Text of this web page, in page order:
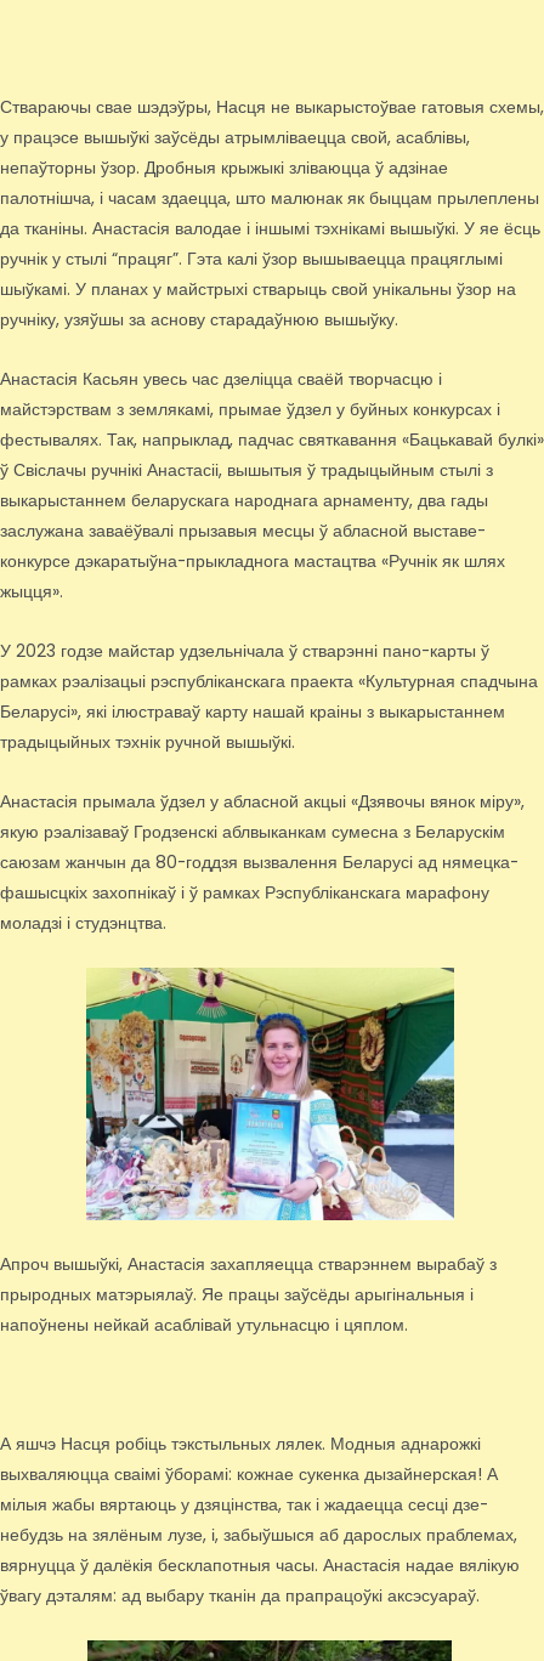
Ствараючы свае шэдэўры, Насця не выкарыстоўвае гатовыя схемы,
у працэсе вышыўкі заўсёды атрымліваецца свой, асаблівы,
непаўторны ўзор. Дробныя крыжыкі зліваюцца ў адзінае
палотнішча, і часам здаецца, што малюнак як быццам прылеплены
да тканіны. Анастасія валодае і іншымі тэхнікамі вышыўкі. У яе ёсць
ручнік у стылі “працяг”. Гэта калі ўзор вышываецца працяглымі
шыўкамі. У планах у майстрыхі стварыць свой унікальны ўзор на
ручніку, узяўшы за аснову старадаўнюю вышыўку.
Анастасія Касьян увесь час дзеліцца сваёй творчасцю і
майстэрствам з землякамі, прымае ўдзел у буйных конкурсах і
фестывалях. Так, напрыклад, падчас святкавання «Бацькавай булкі»
ў Свіслачы ручнікі Анастасіі, вышытыя ў традыцыйным стылі з
выкарыстаннем беларускага народнага арнаменту, два гады
заслужана заваёўвалі прызавыя месцы ў абласной выставе-
конкурсе дэкаратыўна-прыкладнога мастацтва «Ручнік як шлях
жыцця».
У 2023 годзе майстар удзельнічала ў стварэнні пано-карты ў
рамках рэалізацыі рэспубліканскага праекта «Культурная спадчына
Беларусі», які ілюстраваў карту нашай краіны з выкарыстаннем
традыцыйных тэхнік ручной вышыўкі.
Анастасія прымала ўдзел у абласной акцыі «Дзявочы вянок міру»,
якую рэалізаваў Гродзенскі аблвыканкам сумесна з Беларускім
саюзам жанчын да 80-годдзя вызвалення Беларусі ад нямецка-
фашысцкіх захопнікаў і ў рамках Рэспубліканскага марафону
моладзі і студэнцтва.
Апроч вышыўкі, Анастасія захапляецца стварэннем вырабаў з
прыродных матэрыялаў. Яе працы заўсёды арыгінальныя і
напоўнены нейкай асаблівай утульнасцю і цяплом.
А яшчэ Насця робіць тэкстыльных лялек. Модныя аднарожкі
выхваляюцца сваімі ўборамі: кожнае сукенка дызайнерская! А
мілыя жабы вяртаюць у дзяцінства, так і жадаецца сесці дзе-
небудзь на зялёным лузе, і, забыўшыся аб дарослых праблемах,
вярнуцца ў далёкія бесклапотныя часы. Анастасія надае вялікую
ўвагу дэталям: ад выбару тканін да прапрацоўкі аксэсуараў.